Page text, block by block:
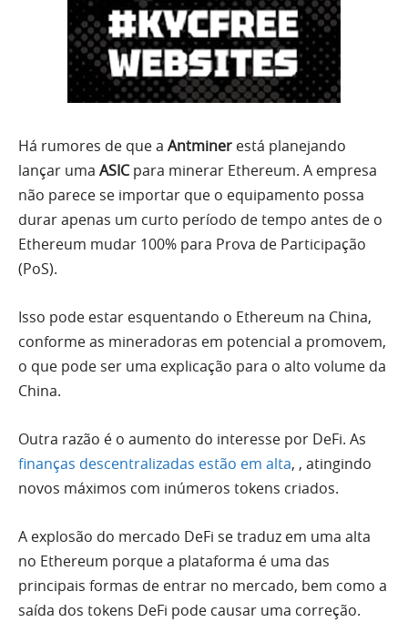
Há rumores de que a Antminer está planejando
lançar uma ASICpara minerar Ethereum. A empresa
não parece se importar que o equipamento possa
durar apenas um curto período de tempo antes de o
Ethereum mudar 100% para Prova de Participação
(PoS).
Isso pode estar esquentando o Ethereum na China,
conforme as mineradoras em potencial a promovem,
o que pode ser uma explicação para o alto volume da
China.
Outra razão é o aumento do interesse por DeFi. As
finanças descentralizadas estão em alta, , atingindo
novos máximos com inúmeros tokens criados.
A explosão do mercado DeFi se traduz em uma alta
no Ethereum porque a plataforma é uma das
principais formas de entrar no mercado, bem como a
saída dos tokens DeFi pode causar uma correção.